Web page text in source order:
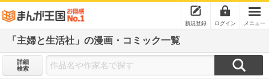
新規登録 ログイン メニュー
「主婦と生活社」の漫画・コミック一覧
詳細
検索